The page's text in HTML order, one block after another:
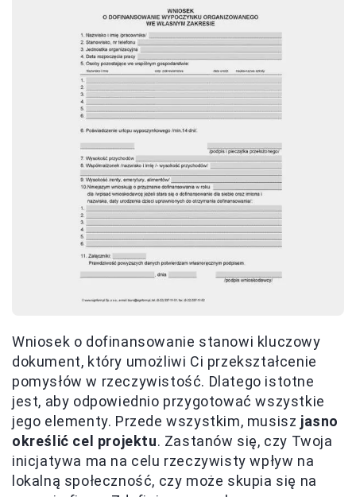
Wniosek o dofinansowanie stanowi kluczowy
dokument, który umożliwi Ci przekształcenie
pomysłów w rzeczywistość. Dlatego istotne
jest, aby odpowiednio przygotować wszystkie
jego elementy. Przede wszystkim, musisz jasno
określić cel projektu. Zastanów się, czy Twoja
inicjatywa ma na celu rzeczywisty wpływ na
lokalną społeczność, czy może skupia się na